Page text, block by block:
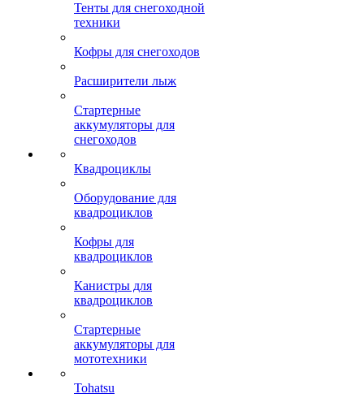
Тенты для снегоходной
техники
Кофры для снегоходов
Расширители лыж
Стартерные
аккумуляторы для
снегоходов
Квадроциклы
Оборудование для
квадроциклов
Кофры для
квадроциклов
Канистры для
квадроциклов
Стартерные
аккумуляторы для
мототехники
Tohatsu